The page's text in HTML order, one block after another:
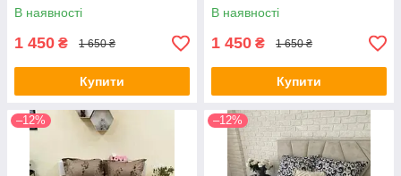
В наявності
1 450 ₴ 1 650 ₴
Купити
В наявності
1 450 ₴ 1 650 ₴
Купити
–12% –12%